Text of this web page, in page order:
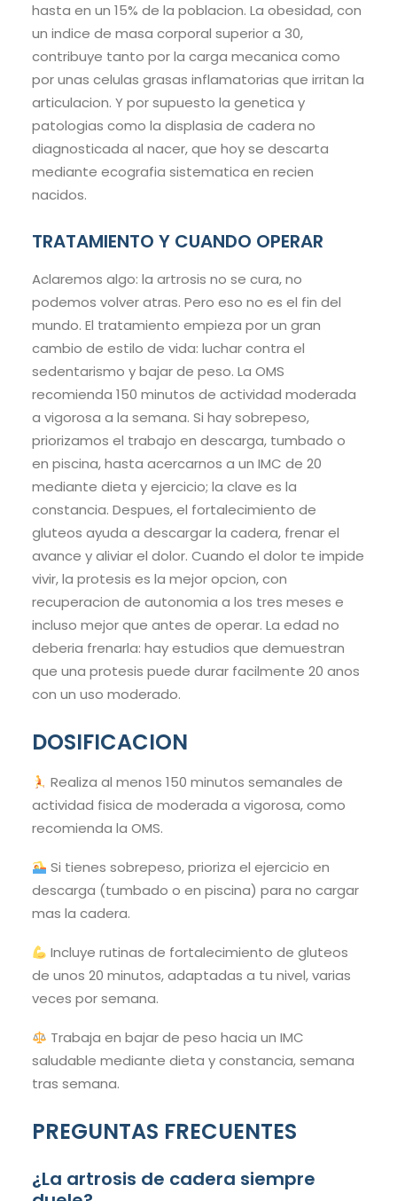
hasta en un 15% de la poblacion. La obesidad, con
un indice de masa corporal superior a 30,
contribuye tanto por la carga mecanica como
por unas celulas grasas inflamatorias que irritan la
articulacion. Y por supuesto la genetica y
patologias como la displasia de cadera no
diagnosticada al nacer, que hoy se descarta
mediante ecografia sistematica en recien
nacidos.
TRATAMIENTO Y CUANDO OPERAR
Aclaremos algo: la artrosis no se cura, no
podemos volver atras. Pero eso no es el fin del
mundo. El tratamiento empieza por un gran
cambio de estilo de vida: luchar contra el
sedentarismo y bajar de peso. La OMS
recomienda 150 minutos de actividad moderada
a vigorosa a la semana. Si hay sobrepeso,
priorizamos el trabajo en descarga, tumbado o
en piscina, hasta acercarnos a un IMC de 20
mediante dieta y ejercicio; la clave es la
constancia. Despues, el fortalecimiento de
gluteos ayuda a descargar la cadera, frenar el
avance y aliviar el dolor. Cuando el dolor te impide
vivir, la protesis es la mejor opcion, con
recuperacion de autonomia a los tres meses e
incluso mejor que antes de operar. La edad no
deberia frenarla: hay estudios que demuestran
que una protesis puede durar facilmente 20 anos
con un uso moderado.
DOSIFICACION
Realiza al menos 150 minutos semanales de
actividad fisica de moderada a vigorosa, como
recomienda la OMS.
Si tienes sobrepeso, prioriza el ejercicio en
descarga (tumbado o en piscina) para no cargar
mas la cadera.
Incluye rutinas de fortalecimiento de gluteos
de unos 20 minutos, adaptadas a tu nivel, varias
veces por semana.
Trabaja en bajar de peso hacia un IMC
saludable mediante dieta y constancia, semana
tras semana.
PREGUNTAS FRECUENTES
¿La artrosis de cadera siempre